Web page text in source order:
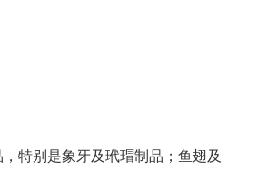
特别是象牙及玳瑁制品；鱼翅及